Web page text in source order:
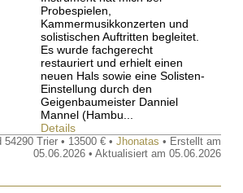
Probespielen,
Kammermusikkonzerten und
solistischen Auftritten begleitet.
Es wurde fachgerecht
restauriert und erhielt einen
neuen Hals sowie eine Solisten-
Einstellung durch den
Geigenbaumeister Danniel
Mannel (Hambu...
Details
54290 Trier • 13500 € • Jhonatas • Erstellt am
05.06.2026 • Aktualisiert am 05.06.2026